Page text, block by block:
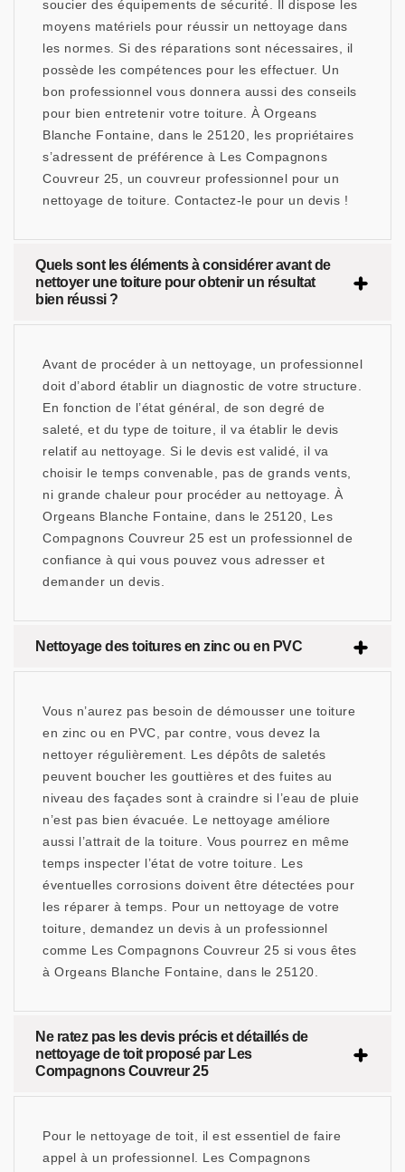
soucier des équipements de sécurité. Il dispose les
moyens matériels pour réussir un nettoyage dans
les normes. Si des réparations sont nécessaires, il
possède les compétences pour les effectuer. Un
bon professionnel vous donnera aussi des conseils
pour bien entretenir votre toiture. À Orgeans
Blanche Fontaine, dans le 25120, les propriétaires
s’adressent de préférence à Les Compagnons
Couvreur 25, un couvreur professionnel pour un
nettoyage de toiture. Contactez-le pour un devis !
Quels sont les éléments à considérer avant de
nettoyer une toiture pour obtenir un résultat
bien réussi ?
Avant de procéder à un nettoyage, un professionnel
doit d’abord établir un diagnostic de votre structure.
En fonction de l’état général, de son degré de
saleté, et du type de toiture, il va établir le devis
relatif au nettoyage. Si le devis est validé, il va
choisir le temps convenable, pas de grands vents,
ni grande chaleur pour procéder au nettoyage. À
Orgeans Blanche Fontaine, dans le 25120, Les
Compagnons Couvreur 25 est un professionnel de
confiance à qui vous pouvez vous adresser et
demander un devis.
Nettoyage des toitures en zinc ou en PVC
Vous n’aurez pas besoin de démousser une toiture
en zinc ou en PVC, par contre, vous devez la
nettoyer régulièrement. Les dépôts de saletés
peuvent boucher les gouttières et des fuites au
niveau des façades sont à craindre si l’eau de pluie
n’est pas bien évacuée. Le nettoyage améliore
aussi l’attrait de la toiture. Vous pourrez en même
temps inspecter l’état de votre toiture. Les
éventuelles corrosions doivent être détectées pour
les réparer à temps. Pour un nettoyage de votre
toiture, demandez un devis à un professionnel
comme Les Compagnons Couvreur 25 si vous êtes
à Orgeans Blanche Fontaine, dans le 25120.
Ne ratez pas les devis précis et détaillés de
nettoyage de toit proposé par Les
Compagnons Couvreur 25
Pour le nettoyage de toit, il est essentiel de faire
appel à un professionnel. Les Compagnons